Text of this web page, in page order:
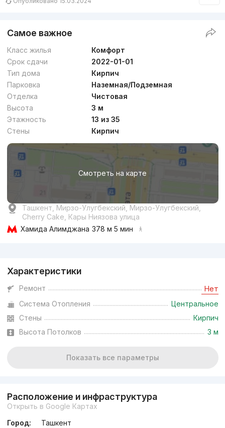
от27 млн /м²
Сдан 2023,Grand Capital Group
ЖК «Mustaqillik Avenue»
+998 (71) 209...
Бизнес
Договорная
5
Сдача 1кв 2028,Murad Buildings
ЖК «Saadiyat»
+998 (78) 122...
Самое важное
Класс жилья
Комфорт
Срок сдачи
2022-01-01
Тип дома
Кирпич
Парковка
Наземная/Подземная
Отделка
Чистовая
Высота
3 м
Этажность
13 из 35
Стены
Кирпич
Смотреть на карте
Ташкент, Мирзо-Улугбекский, Мирзо-Улугбекский,
Cherry Cake, Кары Ниязова улица
Хамида Алимджана 378 м 5 мин
Характеристики
Ремонт Нет
Система Отопления
Центральное
Стены
Кирпич
Высота Потолков
3 м
Показать все параметры
Расположение и инфраструктура
Открыть в Google Картах
Город:
Ташкент